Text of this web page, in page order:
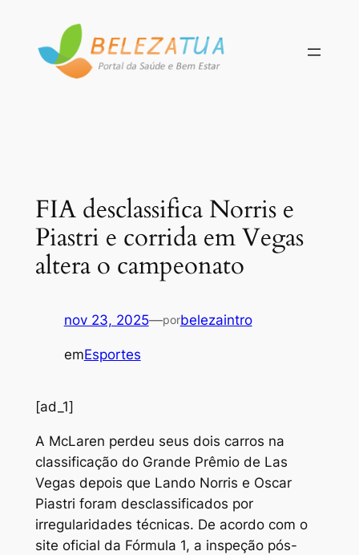
conteúdo
FIA desclassifica Norris e
Piastri e corrida em Vegas
altera o campeonato
nov 23, 2025—porbelezaintro
emEsportes
[ad_1]
A McLaren perdeu seus dois carros na
classificação do Grande Prêmio de Las
Vegas depois que Lando Norris e Oscar
Piastri foram desclassificados por
irregularidades técnicas. De acordo com o
site oficial da Fórmula 1, a inspeção pós-